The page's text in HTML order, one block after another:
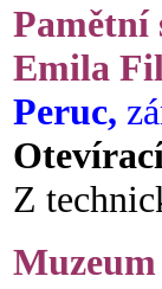
Pamětní
Emila
Peruc,
Z
Muzeum